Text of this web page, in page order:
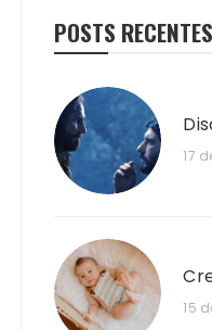
POSTS RECENTES
17
15